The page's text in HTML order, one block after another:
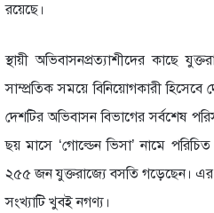
রয়েছে।
স্থায়ী অভিবাসনপ্রত্যাশীদের কাছে
সাম্প্রতিক সময়ে বিনিয়োগকারী হিসেবে
দেশটির অভিবাসন বিভাগের সর্বশেষ
ছয় মাসে ‘গোল্ডেন ভিসা’ নামে
২৫৫ জন যুক্তরাজ্যে বসতি গড়েছেন। এর
সংখ্যাটি খুবই নগণ্য।